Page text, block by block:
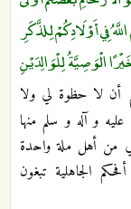
فِي أَوْلَادِكُمْ لِلذَّكَرِ
الْوَصِيَّةُ لِلْوَالِدَيْنِ
أن لا حظوة لي ولا
و آله و سلم منها
من أهل ملة واحدة
الجاهلية تبغون